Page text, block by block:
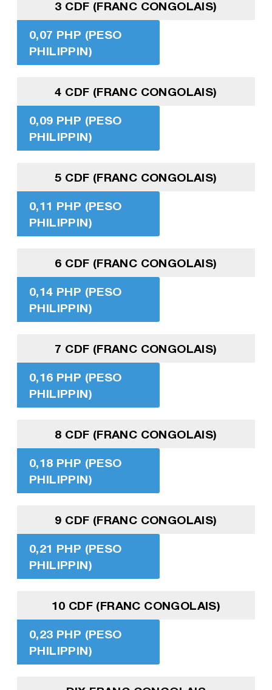
3 CDF (FRANC CONGOLAIS)
0,07 PHP (PESO
PHILIPPIN)
4 CDF (FRANC CONGOLAIS)
0,09 PHP (PESO
PHILIPPIN)
5 CDF (FRANC CONGOLAIS)
0,11 PHP (PESO
PHILIPPIN)
6 CDF (FRANC CONGOLAIS)
0,14 PHP (PESO
PHILIPPIN)
7 CDF (FRANC CONGOLAIS)
0,16 PHP (PESO
PHILIPPIN)
8 CDF (FRANC CONGOLAIS)
0,18 PHP (PESO
PHILIPPIN)
9 CDF (FRANC CONGOLAIS)
0,21 PHP (PESO
PHILIPPIN)
10 CDF (FRANC CONGOLAIS)
0,23 PHP (PESO
PHILIPPIN)